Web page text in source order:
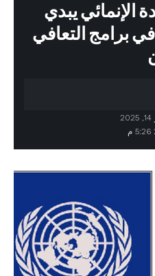
الإنمائي يبدي
برامج التعافي